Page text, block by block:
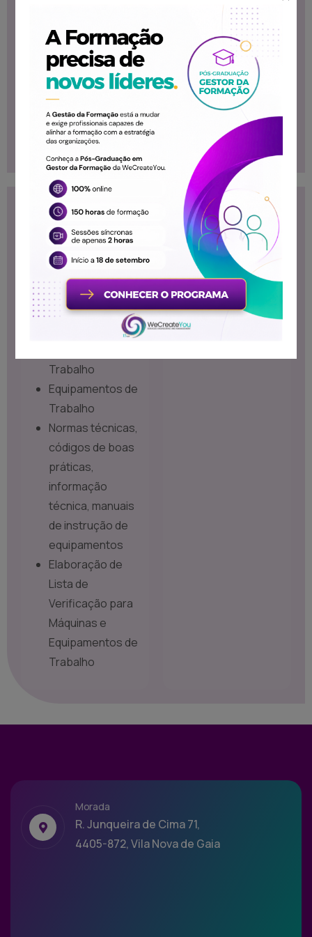
avaliação do
cumprimento dos
requisitos de
segurança das
máquinas e
equipamentos de
trabalho.
Conteúdo
Programático
Enquadramento
legal - Diretiva
Máquinas e a
Trabalho
Equipamentos de
Trabalho
Normas técnicas,
códigos de boas
práticas,
informação
técnica, manuais
de instrução de
equipamentos
Elaboração de
Lista de
Verificação para
Máquinas e
Equipamentos de
Trabalho
Destinatários
Formação destinada
ao público que
necessita desse
conhecimento
Morada
R. Junqueira de Cima 71,
4405-872, Vila Nova de Gaia